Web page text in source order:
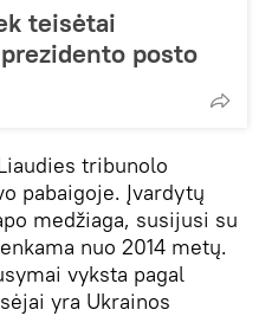
teisėtai
posto
tribunolo
pabaigoje. Įvardytų
medžiaga, susijusi su
nuo 2014 metų.
vyksta pagal
yra Ukrainos